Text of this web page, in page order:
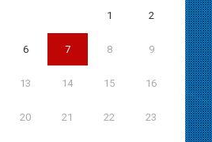
1 2
6 7 8 9
13 14 15 16
20 21 22 23